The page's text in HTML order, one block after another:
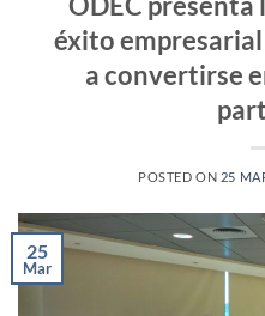
éxito
a convertirse
POSTED ON 25
25
Mar